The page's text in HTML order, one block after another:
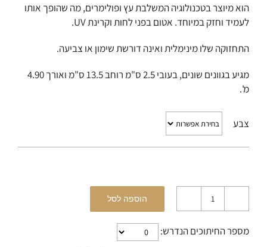
הוא מיוצר בטכנולוגיה המשלבת עץ ופולימרים, מה שהופך אותו
לעמיד וחזק במיוחד. אטום בפני לחות וקרינת UV.
התחזוקה שלו מינימלית ואינה דורשת שימון או צביעה.
מגיע בגוונים שונים, בעובי 2.5 ס"מ רוחב 13.5 ס"מ ואורך 4.90
מ'.
צבע
כמות
דק
הוספה לסל
מספר החיתוכים הנדרש: